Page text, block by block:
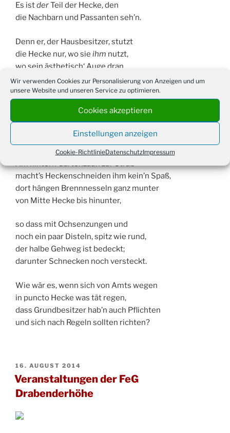
Wir verwenden Cookies zur Personalisierung von Anzeigen und um
unsere Website und unseren Service zu optimieren.
Cookies akzeptieren
Einstellungen anzeigen
Cookie-RichtlinieDatenschutzImpressum
Es istderTeil der Hecke, den
die Nachbarn und Passanten seh’n.
Denn er, der Hausbesitzer, stutzt
die Hecke nur, wo sie ihm nutzt,
wo sein ästhetisch‘ Auge dran
beim Anblick sich erfreuen kann.
zum Nachbarn Meier oder Dings,
ansonsten bleibt sie – Biotop!
Am hintern Gartenzaun zur Straß‘
macht’s Heckenschneiden ihm kein’n Spaß,
dort hängen Brennnesseln ganz munter
von Mitte Hecke bis hinunter,
so dass mit Ochsenzungen und
noch ein paar Disteln, spitz wie rund,
der halbe Gehweg ist bedeckt;
darunter Schnecken noch versteckt.
Wie wär es, wenn sich von Amts wegen
in puncto Hecke was tät regen,
dass Grundbesitzer hab’n auch Pflichten
und sich nach Regeln sollten richten?
VERÖFFENTLICHT
AM
16. AUGUST 2014
Veranstaltungen der FeG
Drabenderhöhe